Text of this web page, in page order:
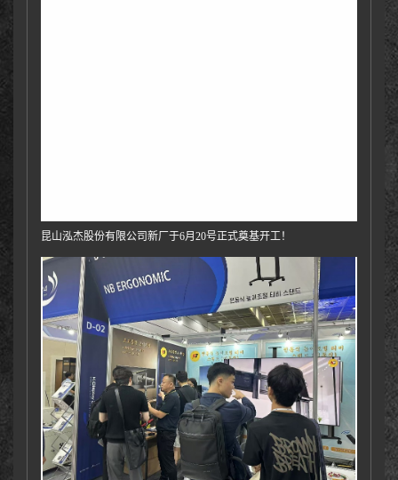
昆山泓杰股份有限公司新厂于6月20号正式奠基开工！